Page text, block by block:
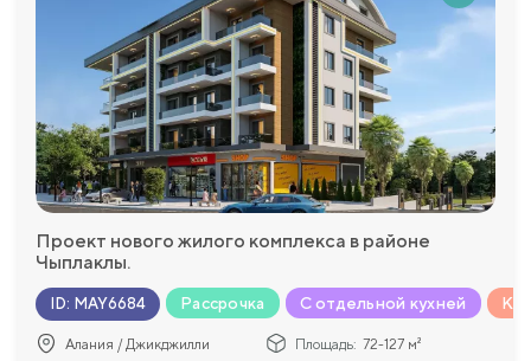
Проект нового жилого комплекса в районе
Чыплаклы.
ID: MAY6684 Рассрочка С отдельной кухней
Алания / Джикджилли Площадь: 72-127 м²